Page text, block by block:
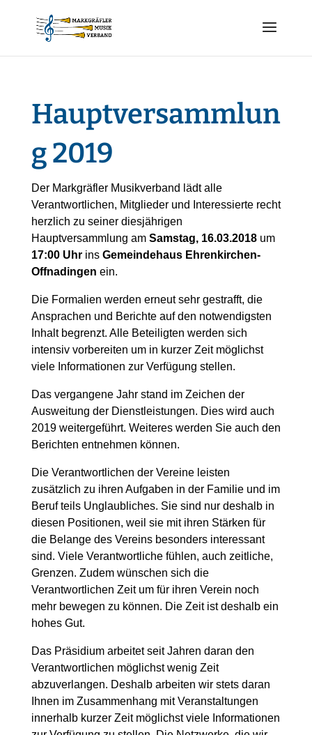
Hauptversammlun
g 2019
Der Markgräfler Musikverband lädt alle
Verantwortlichen, Mitglieder und Interessierte recht
herzlich zu seiner diesjährigen
Hauptversammlung am Samstag, 16.03.2018um
17:00 Uhrins Gemeindehaus Ehrenkirchen-
Offnadingen ein.
Die Formalien werden erneut sehr gestrafft, die
Ansprachen und Berichte auf den notwendigsten
Inhalt begrenzt. Alle Beteiligten werden sich
intensiv vorbereiten um in kurzer Zeit möglichst
viele Informationen zur Verfügung stellen.
Das vergangene Jahr stand im Zeichen der
Ausweitung der Dienstleistungen. Dies wird auch
2019 weitergeführt. Weiteres werden Sie auch den
Berichten entnehmen können.
Die Verantwortlichen der Vereine leisten
zusätzlich zu ihren Aufgaben in der Familie und im
Beruf teils Unglaubliches. Sie sind nur deshalb in
diesen Positionen, weil sie mit ihren Stärken für
die Belange des Vereins besonders interessant
sind. Viele Verantwortliche fühlen, auch zeitliche,
Grenzen. Zudem wünschen sich die
Verantwortlichen Zeit um für ihren Verein noch
mehr bewegen zu können. Die Zeit ist deshalb ein
hohes Gut.
Das Präsidium arbeitet seit Jahren daran den
Verantwortlichen möglichst wenig Zeit
abzuverlangen. Deshalb arbeiten wir stets daran
Ihnen im Zusammenhang mit Veranstaltungen
innerhalb kurzer Zeit möglichst viele Informationen